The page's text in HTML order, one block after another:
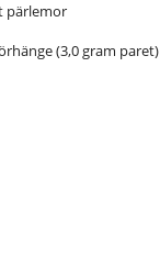
pärlemor
(3,0 gram paret)